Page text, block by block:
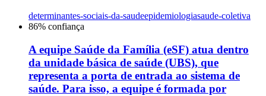
determinantes-sociais-da-saudeepidemiologiasaude-coletiva
86% confiança
A equipe Saúde da Família (eSF) atua dentro
da unidade básica de saúde (UBS), que
representa a porta de entrada ao sistema de
saúde. Para isso, a equipe é formada por